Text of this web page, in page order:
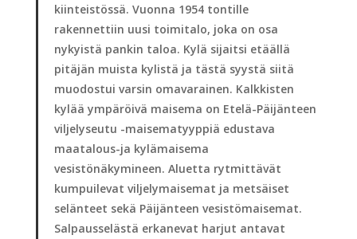
kiinteistössä. Vuonna 1954 tontille
rakennettiin uusi toimitalo, joka on osa
nykyistä pankin taloa. Kylä sijaitsi etäällä
pitäjän muista kylistä ja tästä syystä siitä
muodostui varsin omavarainen. Kalkkisten
kylää ympäröivä maisema on Etelä-Päijänteen
viljelyseutu -maisematyyppiä edustava
maatalous-ja kylämaisema
vesistönäkymineen. Aluetta rytmittävät
kumpuilevat viljelymaisemat ja metsäiset
selänteet sekä Päijänteen vesistömaisemat.
Salpausselästä erkanevat harjut antavat